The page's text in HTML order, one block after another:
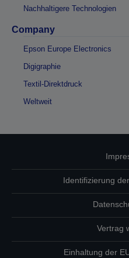
Nachhaltigere Technologien
Company
Epson Europe Electronics
Digigraphie
Textil-Direktdruck
Weltweit
Identifizierung
Vertrag
Einhaltung der